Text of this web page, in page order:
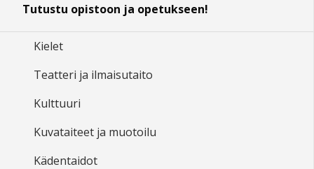
Tutustu opistoon ja opetukseen!
Kielet
Teatteri ja ilmaisutaito
Kulttuuri
Kuvataiteet ja muotoilu
Kädentaidot